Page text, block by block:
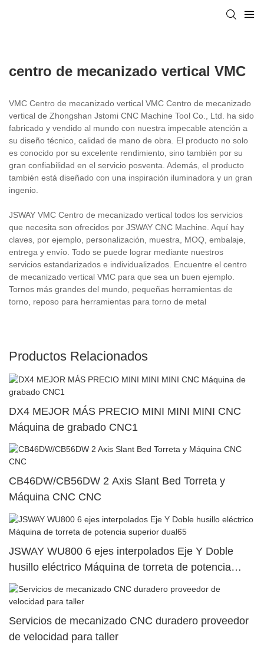
centro de mecanizado vertical VMC
VMC Centro de mecanizado vertical VMC Centro de mecanizado
vertical de Zhongshan Jstomi CNC Machine Tool Co., Ltd. ha sido
fabricado y vendido al mundo con nuestra impecable atención a
su diseño técnico, calidad de mano de obra. El producto no solo
es conocido por su excelente rendimiento, sino también por su
gran confiabilidad en el servicio posventa. Además, el producto
también está diseñado con una inspiración iluminadora y un gran
ingenio.
JSWAY VMC Centro de mecanizado vertical todos los servicios
que necesita son ofrecidos por JSWAY CNC Machine. Aquí hay
claves, por ejemplo, personalización, muestra, MOQ, embalaje,
entrega y envío. Todo se puede lograr mediante nuestros
servicios estandarizados e individualizados. Encuentre el centro
de mecanizado vertical VMC para que sea un buen ejemplo.
Tornos más grandes del mundo, pequeñas herramientas de
torno, reposo para herramientas para torno de metal
Productos Relacionados
DX4 MEJOR MÁS PRECIO MINI MINI MINI CNC
Máquina de grabado CNC1
CB46DW/CB56DW 2 Axis Slant Bed Torreta y
Máquina CNC CNC
JSWAY WU800 6 ejes interpolados Eje Y Doble
husillo eléctrico Máquina de torreta de potencia
superior dual65
Servicios de mecanizado CNC duradero proveedor
de velocidad para taller